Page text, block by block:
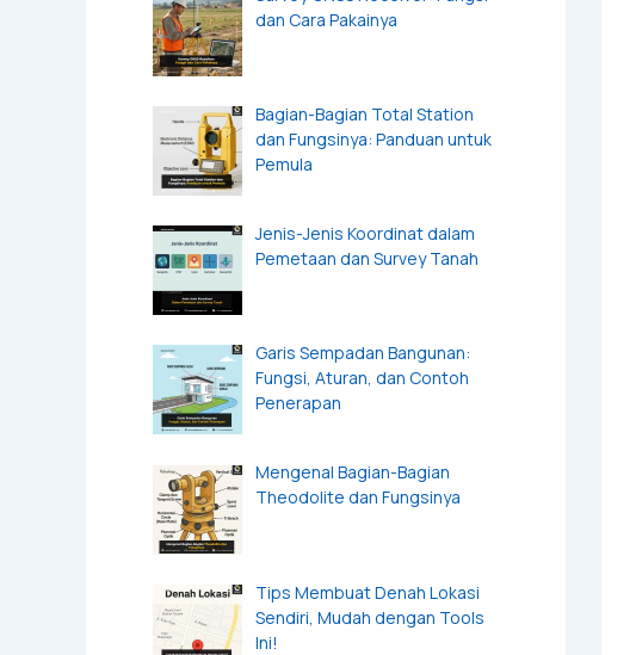
dan Cara Pakainya
Bagian-Bagian Total Station
dan Fungsinya: Panduan untuk
Pemula
Jenis-Jenis Koordinat dalam
Pemetaan dan Survey Tanah
Garis Sempadan Bangunan:
Fungsi, Aturan, dan Contoh
Penerapan
Mengenal Bagian-Bagian
Theodolite dan Fungsinya
Tips Membuat Denah Lokasi
Sendiri, Mudah dengan Tools
Ini!